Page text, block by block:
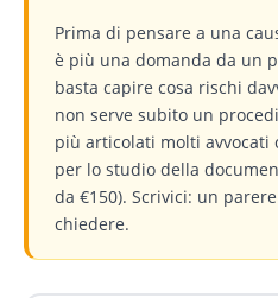
Prima di pensare a una
è più una domanda da un
basta capire cosa rischi
non serve subito un
più articolati molti
per lo studio della
da €150). Scrivici: un
chiedere.